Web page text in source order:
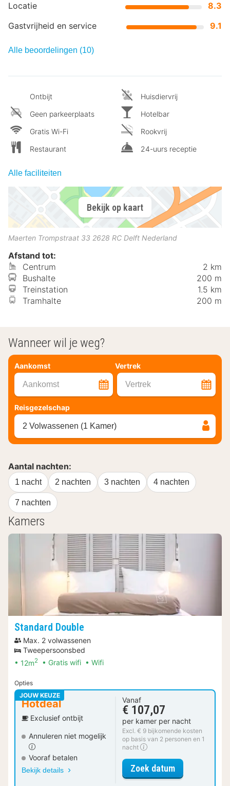
Locatie
8.3
Gastvrijheid en service
9.1
Alle beoordelingen (10)
Ontbijt
Geen parkeerplaats
Gratis Wi-Fi
Restaurant
Huisdiervrij
Hotelbar
Rookvrij
24-uurs receptie
Alle faciliteiten
Bekijk op kaart
Maerten Trompstraat 33 2628 RC Delft Nederland
Afstand tot:
Centrum
2 km
Bushalte
200 m
Treinstation
1.5 km
Tramhalte
200 m
Wanneer wil je weg?
Aankomst Vertrek
Aankomst Vertrek
Reisgezelschap
2 Volwassenen (1 Kamer)
Aantal nachten:
1 nacht 2 nachten 3 nachten 4 nachten
7 nachten
Kamers
Standard Double
Max. 2 volwassenen
Tweepersoonsbed
12m2 Gratis wifi Wifi
Opties
JOUW KEUZE
Hotdeal
Exclusief ontbijt
Annuleren niet mogelijk
Vooraf betalen
Bekijk details
Vanaf
€ 107,07
per kamer per nacht
Excl. € 9 bijkomende kosten
op basis van 2 personen en 1
nacht
Zoek datumvoor Standard